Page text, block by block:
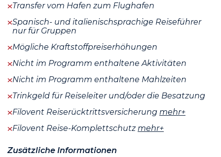
Transfer vom Hafen zum Flughafen
Spanisch- und italienischsprachige Reiseführer
nur für Gruppen
Mögliche Kraftstoffpreiserhöhungen
Nicht im Programm enthaltene Aktivitäten
Nicht im Programm enthaltene Mahlzeiten
Trinkgeld für Reiseleiter und/oder die Besatzung
Filovent Reiserücktrittsversicherung mehr+
Filovent Reise-Komplettschutzmehr+
Zusätzliche Informationen